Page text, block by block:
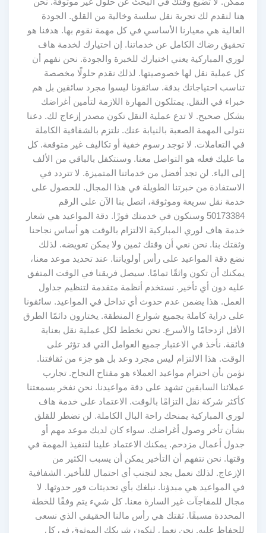
هنا لنقدم لك تجربة نقل سلسة وخالية من القلق. الجودة
العالية هي معيارنا الأساسي في كل مهمة نقوم بها. هدفنا هو
تحقيق رضاك الكامل عن خدماتنا. إن اختيارك لخدمة هاف
لوري المباركية يعني اختيارك للخبرة والجودة. نحن نفهم أن
كل عملية نقل لها خصوصيتها. لذلك نقدم حلولًا مخصصة
تناسب احتياجاتك بدقة. سائقونا ليسوا مجرد سائقين بل هم
خبراء في النقل. يمتلكون المهارة اللازمة لتأمين أغراضك
بشكل صحيح. لا تدع عملية النقل تكون مصدر إزعاج لك. دعنا
نتولى المهمة الصعبة بالنيابة عنك. نلتزم بالشفافية الكاملة
في التعاملات. لا توجد رسوم خفية أو تكاليف غير متوقعة. كل
ما عليك فعله هو التواصل معنا. وسنتكفل بالباقي من الألف
إلى الياء. لن تجد أفضل من خدماتنا المتميزة. لا تتردد في
الاستفادة من خبرتنا الطويلة في هذا المجال. للحصول على
خدمة نقل سريعة وموثوقة، اتصل بنا الآن على الرقم
50173384 وسنكون في خدمتك فورًا. دقة المواعيد هي شعار
خدمة هاف لوري المباركية الالتزام بالوقت هو أساس نجاحنا
وثقتك بنا. نحن نعي أن وقتك ثمين ولا يمكن تعويضه. لذلك
نضع دقة المواعيد على رأس أولوياتنا. عند تحديد موعد معنا،
يمكنك أن تكون واثقًا تمامًا. سيصل فريقنا في الوقت المتفق
عليه دون أي تأخير. نستخدم أنظمة متقدمة لتنظيم جداول
العمل. هذا يضمن عدم حدوث أي تداخل في المواعيد. سائقونا
على دراية كاملة بجميع شوارع المنطقة. يختارون دائمًا الطرق
الأقل ازدحامًا والأسرع. نحن نخطط لكل عملية نقل بعناية
فائقة. نأخذ في الاعتبار جميع العوامل التي قد تؤثر على
الوقت. هذا الالتزام ليس مجرد وعد بل هو جزء من ثقافتنا.
نؤمن بأن احترام مواعيد العملاء هو مفتاح النجاح. تجارب
عملائنا السابقين تشهد على دقة مواعيدنا. نحن نفخر بسمعتنا
كأكثر شركة نقل التزامًا بالوقت. الاعتماد على خدمة هاف
لوري المباركية يمنحك راحة البال الكاملة. لن تضطر للقلق
بشأن تأخر وصول أغراضك. سواء كان لديك موعد مهم أو
جدول أعمال مزدحم. يمكنك الاعتماد علينا لتنفيذ المهمة في
وقتها. نحن نتفهم أن التأخير يمكن أن يسبب الكثير من
الإزعاج. لذلك نعمل بجد لتجنب أي احتمال للتأخير. الشفافية
في المواعيد هي مبدؤنا. نبلغك بأي تحديثات فور حدوثها. لا
مجال للمفاجآت غير السارة معنا. كل شيء يتم وفقًا للخطة
المحددة مسبقًا. ثقتك هي رأس مالنا الحقيقي الذي نسعى
للحفاظ عليه. نحن نعمل لنكون شريكك الموثوق في كل